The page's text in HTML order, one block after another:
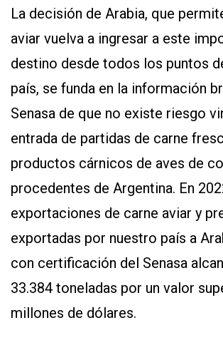
La decisión de Arabia, que
aviar vuelva a ingresar a este
destino desde todos los puntos
país, se funda en la información
Senasa de que no existe riesgo
entrada de partidas de carne
productos cárnicos de aves de
procedentes de Argentina. En
exportaciones de carne aviar y
exportadas por nuestro país a
con certificación del Senasa
33.384 toneladas por un valor
millones de dólares.